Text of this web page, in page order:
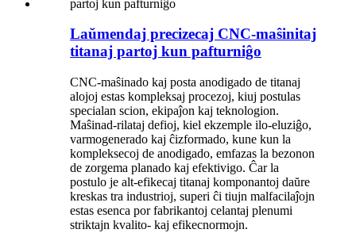
Laŭmendaj precizecaj CNC-maŝinitaj
titanaj partoj kun pafturniĝo
CNC-maŝinado kaj posta anodigado de titanaj
alojoj estas kompleksaj procezoj, kiuj postulas
specialan scion, ekipaĵon kaj teknologion.
Maŝinad-rilataj defioj, kiel ekzemple ilo-eluziĝo,
varmogenerado kaj ĉizformado, kune kun la
kompleksecoj de anodigado, emfazas la bezonon
de zorgema planado kaj efektivigo. Ĉar la
postulo je alt-efikecaj titanaj komponantoj daŭre
kreskas tra industrioj, superi ĉi tiujn malfacilaĵojn
estas esenca por fabrikantoj celantaj plenumi
striktajn kvalito- kaj efikecnormojn.